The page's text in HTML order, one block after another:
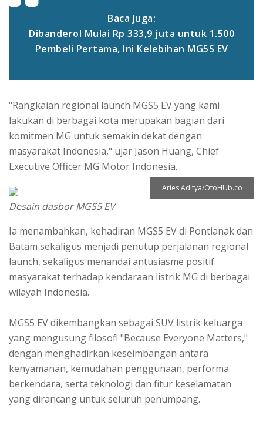
Baca Juga:
Dibanderol Mulai Rp 333,9 juta untuk 1.500
Pembeli Pertama, Ini Kelebihan MG5S EV
"Rangkaian regional launch MGS5 EV yang kami
lakukan di berbagai kota merupakan bagian dari
komitmen MG untuk semakin dekat dengan
masyarakat Indonesia," ujar Jason Huang, Chief
Executive Officer MG Motor Indonesia.
Aries Aditya/OtoHUb.co
Desain dasbor MGS5 EV
Ia menambahkan, kehadiran MGS5 EV di Pontianak dan
Batam sekaligus menjadi penutup perjalanan regional
launch, sekaligus menandai antusiasme positif
masyarakat terhadap kendaraan listrik MG di berbagai
wilayah Indonesia.
MGS5 EV dikembangkan sebagai SUV listrik keluarga
yang mengusung filosofi "Because Everyone Matters,"
dengan menghadirkan keseimbangan antara
kenyamanan, kemudahan penggunaan, performa
berkendara, serta teknologi dan fitur keselamatan
yang dirancang untuk seluruh penumpang.